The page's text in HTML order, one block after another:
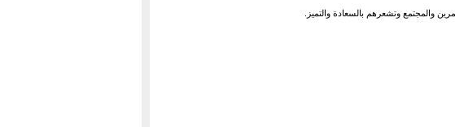
والمجتمع وتشعرهم بالسعادة والتميز.